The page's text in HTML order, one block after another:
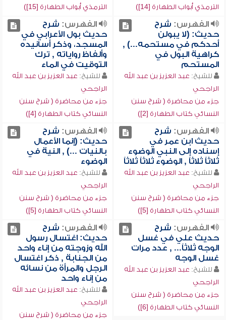
الترمذي أبواب الطهارة [14])
الترمذي أبواب الطهارة [15])
الفهرس: شرح
حديث: (لا يبولن
أحدكم في مستحمه...) ,
كراهية البول في
المستحم
للشيخ: عبد العزيز بن عبد الله
الراجحي
جزء من محاضرة ( شرح سنن
النسائي كتاب الطهارة [2])
الفهرس: شرح
حديث بول الأعرابي في
المسجد، وذكر أسانيده
وألفاظ رواياته , ترك
التوقيت في الماء
للشيخ: عبد العزيز بن عبد الله
الراجحي
جزء من محاضرة ( شرح سنن
النسائي كتاب الطهارة [4])
الفهرس: شرح
حديث ابن عمر في
إسناده إلى النبي الوضوء
ثلاثاً ثلاثاً , الوضوء ثلاثاً ثلاثاً
للشيخ: عبد العزيز بن عبد الله
الراجحي
جزء من محاضرة ( شرح سنن
النسائي كتاب الطهارة [5])
الفهرس: شرح
حديث: (إنما الأعمال
بالنيات ...) , النية في
الوضوء
للشيخ: عبد العزيز بن عبد الله
الراجحي
جزء من محاضرة ( شرح سنن
النسائي كتاب الطهارة [5])
الفهرس: شرح
حديث علي في غسل
الوجه ثلاثاً... , عدد مرات
غسل الوجه
للشيخ: عبد العزيز بن عبد الله
الراجحي
جزء من محاضرة ( شرح سنن
النسائي كتاب الطهارة [6])
الفهرس: شرح
حديث: اغتسال رسول
الله وزوجته من إناء واحد
من الجنابة , ذكر اغتسال
الرجل والمرأة من نسائه
من إناء واحد
للشيخ: عبد العزيز بن عبد الله
الراجحي
جزء من محاضرة ( شرح سنن